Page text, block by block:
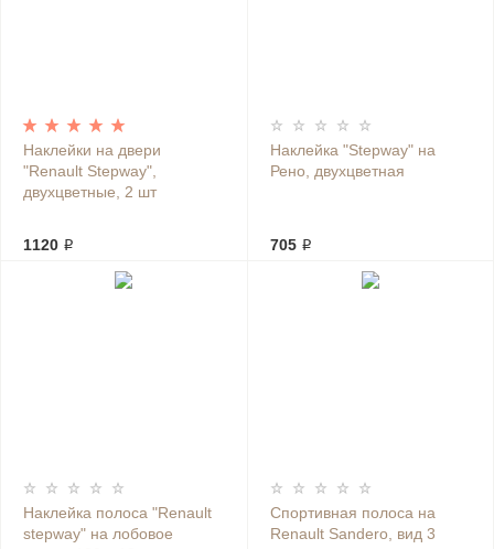
Наклейки на двери
"Renault Stepway",
двухцветные, 2 шт
1120 ₽
Наклейка "Stepway" на
Рено, двухцветная
705 ₽
Наклейка полоса "Renault
stepway" на лобовое
Спортивная полоса на
Renault Sandero, вид 3